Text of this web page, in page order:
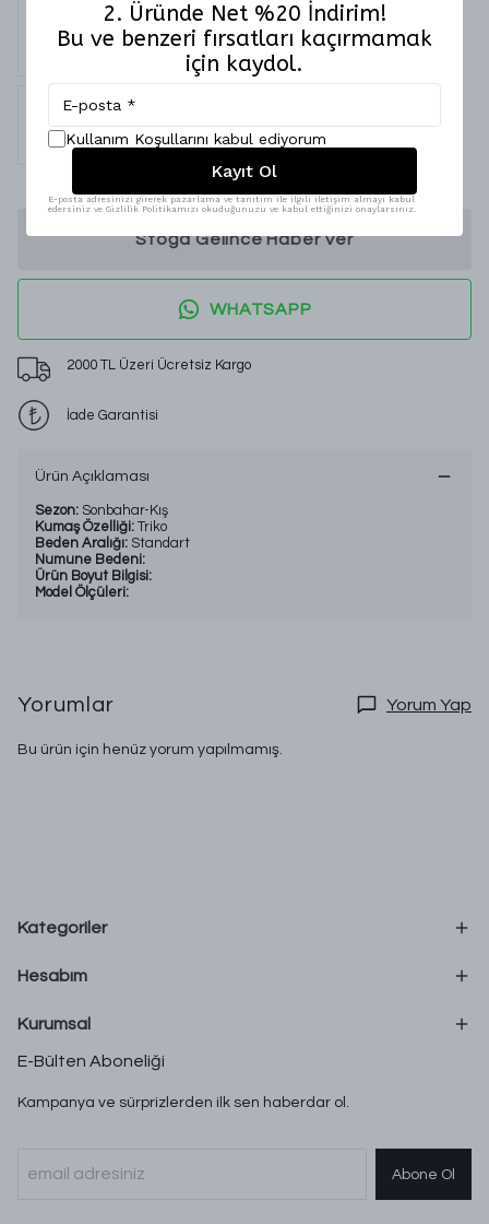
Stoğa Gelince Haber Ver
WHATSAPP
2000 TL Üzeri Ücretsiz Kargo
İade Garantisi
Ürün Açıklaması
Sezon: Sonbahar-Kış
Kumaş Özelliği: Triko
Beden Aralığı: Standart
Numune Bedeni:
Ürün Boyut Bilgisi:
Model Ölçüleri:
Yorumlar Yorum Yap
Bu ürün için henüz yorum yapılmamış.
Kategoriler
Hesabım
Kurumsal
E-Bülten Aboneliği
Kampanya ve sürprizlerden ilk sen haberdar ol.
Abone Ol
2. Üründe Net %20 İndirim!
Bu ve benzeri fırsatları kaçırmamak
için kaydol.
Kullanım Koşullarını kabul ediyorum
Kayıt Ol
E-posta adresinizi girerek pazarlama ve tanıtım ile ilgili iletişim almayı kabul
edersiniz ve Gizlilik Politikamızı okuduğunuzu ve kabul ettiğinizi onaylarsınız.